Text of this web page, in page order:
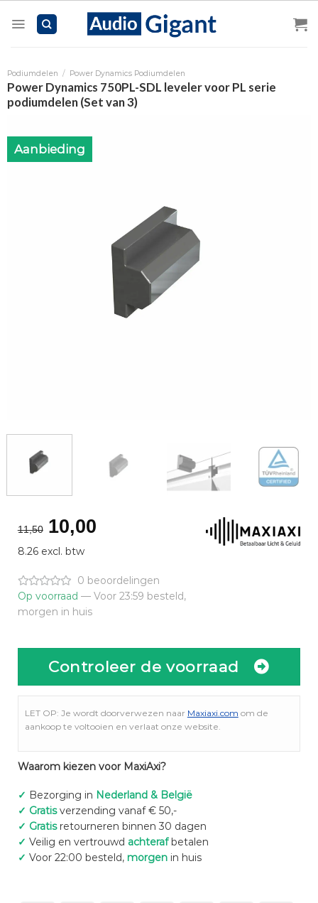
Podiumdelen / Power Dynamics Podiumdelen
Power Dynamics 750PL-SDL leveler voor PL serie
podiumdelen (Set van 3)
Aanbieding
11,50 Oorspronkelijke
prijs
was:
€11,50.
10,00Huidige
€10,00.
8.26 excl. btw
0 beoordelingen
Op voorraad — Voor 23:59 besteld,
morgen in huis
Controleer de voorraad
LET OP: Je wordt doorverwezen naar Maxiaxi.com om de
aankoop te voltooien en verlaat onze website.
Waarom kiezen voor MaxiAxi?
✓ Bezorging in Nederland & België
✓ Gratisverzending vanaf € 50,-
✓ Gratisretourneren binnen 30 dagen
✓ Veilig en vertrouwd achterafbetalen
✓ Voor 22:00 besteld, morgenin huis